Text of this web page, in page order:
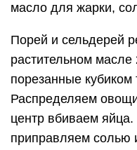
масло для жарки,
Порей и сельдерей
растительном
порезанные
Распределяем
центр вбиваем
приправляем солью